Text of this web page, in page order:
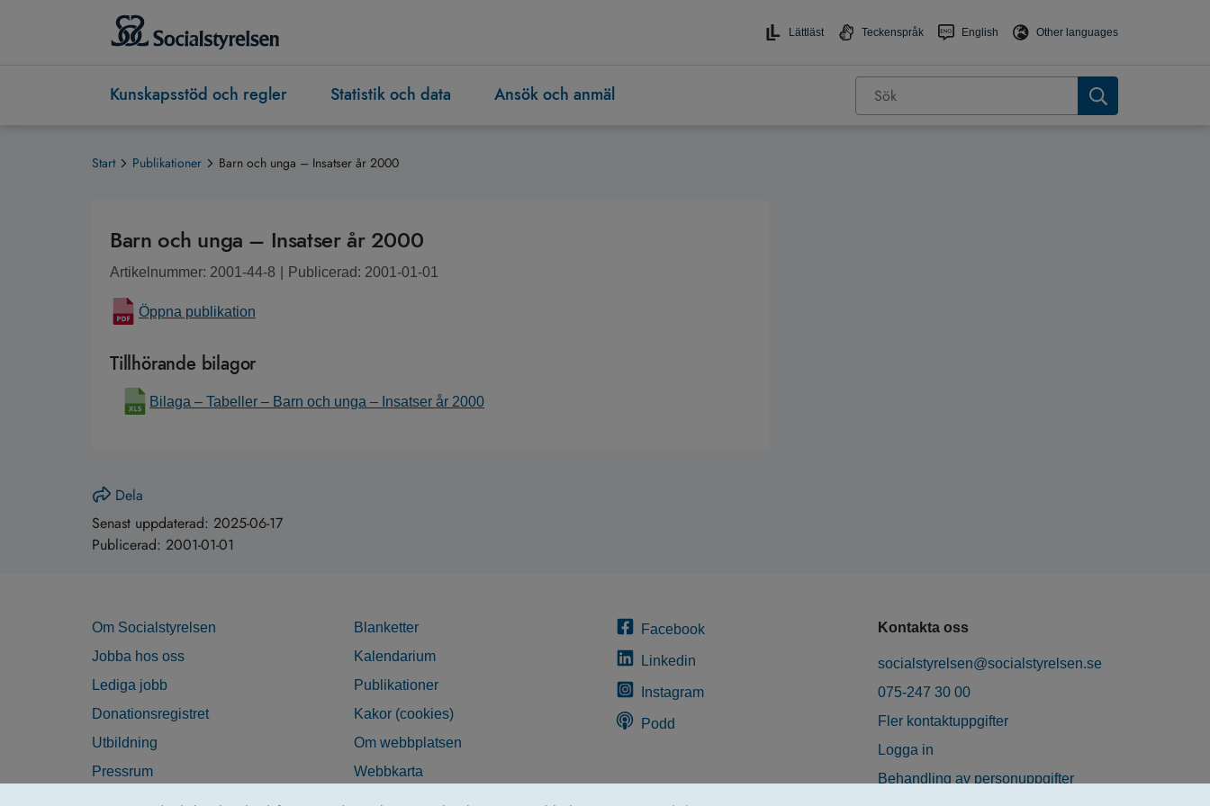
Lättläst Teckenspråk English Other languages
Kunskapsstöd och regler Statistik och data Ansök och anmäl
Start Publikationer Barn och unga – Insatser år 2000
Barn och unga – Insatser år 2000
Artikelnummer: 2001-44-8 Publicerad: 2001-01-01
Öppna publikation
Tillhörande bilagor
Bilaga – Tabeller – Barn och unga – Insatser år 2000
Dela
Senast uppdaterad: 2025-06-17
Publicerad: 2001-01-01
Om Socialstyrelsen
Jobba hos oss
Lediga jobb
Donationsregistret
Utbildning
Pressrum
Blanketter
Kalendarium
Publikationer
Kakor (cookies)
Om webbplatsen
Webbkarta
Facebook
Linkedin
Instagram
Podd
Kontakta oss
socialstyrelsen@socialstyrelsen.se
075-247 30 00
Fler kontaktuppgifter
Logga in
Behandling av personuppgifter